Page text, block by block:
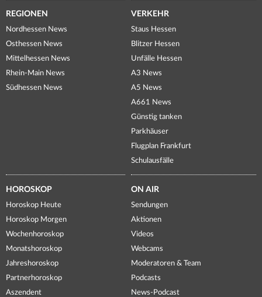
REGIONEN
Nordhessen News
Osthessen News
Mittelhessen News
Rhein-Main News
Südhessen News
VERKEHR
Staus Hessen
Blitzer Hessen
Unfälle Hessen
A3 News
A5 News
A661 News
Günstig tanken
Parkhäuser
Flugplan Frankfurt
Schulausfälle
HOROSKOP
Horoskop Heute
Horoskop Morgen
Wochenhoroskop
Monatshoroskop
Jahreshoroskop
Partnerhoroskop
Aszendent
ON AIR
Sendungen
Aktionen
Videos
Webcams
Moderatoren & Team
Podcasts
News-Podcast